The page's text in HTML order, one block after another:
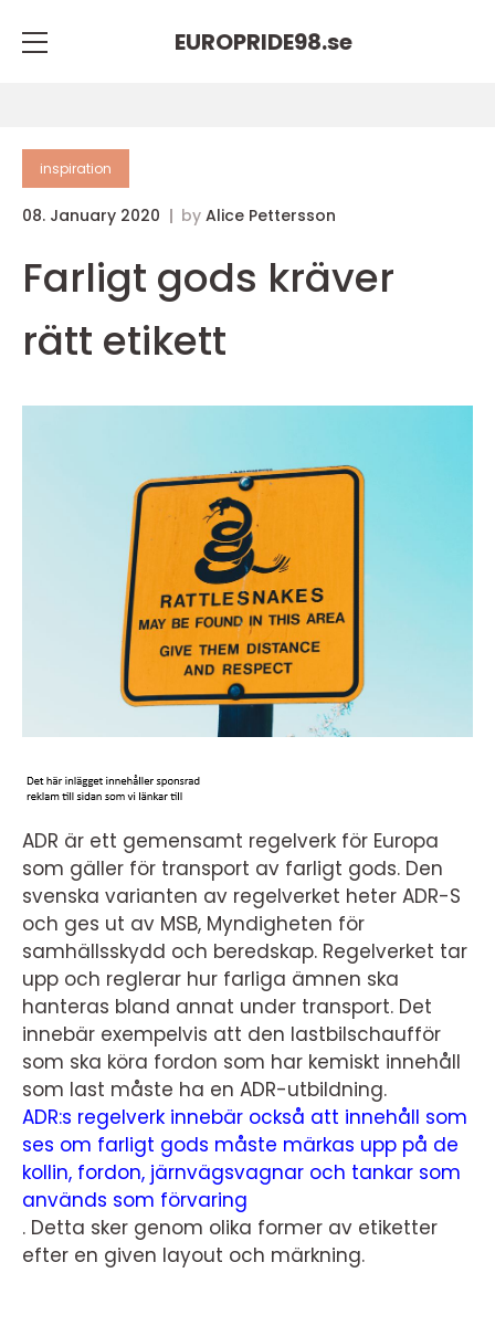
EUROPRIDE98.se
inspiration
08. January 2020 by Alice Pettersson
Farligt gods kräver
rätt etikett
ADR är ett gemensamt regelverk för Europa
som gäller för transport av farligt gods. Den
svenska varianten av regelverket heter ADR-S
och ges ut av MSB, Myndigheten för
samhällsskydd och beredskap. Regelverket tar
upp och reglerar hur farliga ämnen ska
hanteras bland annat under transport. Det
innebär exempelvis att den lastbilschaufför
som ska köra fordon som har kemiskt innehåll
som last måste ha en ADR-utbildning.
ADR:s regelverk innebär också att innehåll som
ses om farligt gods måste märkas upp på de
kollin, fordon, järnvägsvagnar och tankar som
används som förvaring
. Detta sker genom olika former av etiketter
efter en given layout och märkning.